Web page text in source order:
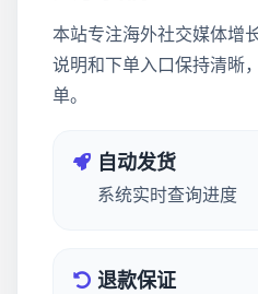
本站专注海外社交媒体增
说明和下单入口保持清晰
单。
自动发货
系统实时查询进度
退款保证